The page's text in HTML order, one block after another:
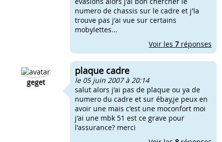
numero de chassis sur le cadre et j'la
trouve pas j'ai vue sur certains
mobylettes...
Voir les 7 réponses
geget
plaque cadre
le 05 juin 2007 à 20:14
salut alors j'ai pas de plaque ou ya de
numero du cadre et sur ébay,je peux en
avoir une mais c'est une moconfort moi
j'ai une mbk 51 est ce grave pour
l'assurance? merci